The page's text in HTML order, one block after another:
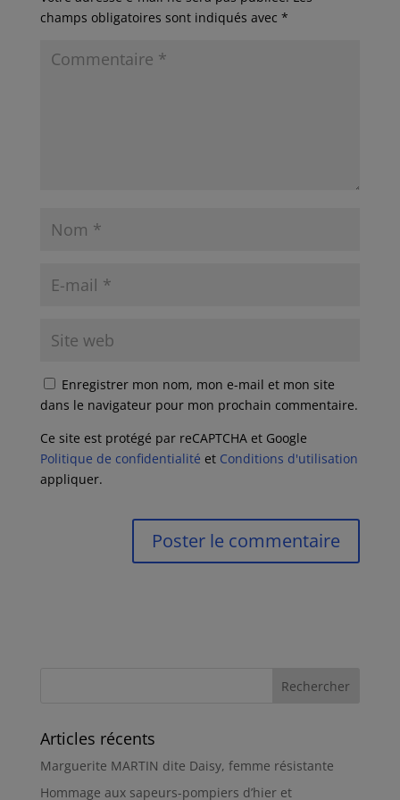
champs obligatoires sont indiqués avec *
Enregistrer mon nom, mon e-mail et mon site
dans le navigateur pour mon prochain commentaire.
Ce site est protégé par reCAPTCHA et Google
Politique de confidentialité et Conditions d'utilisation
appliquer.
Articles récents
Marguerite MARTIN dite Daisy, femme résistante
Hommage aux sapeurs-pompiers d’hier et